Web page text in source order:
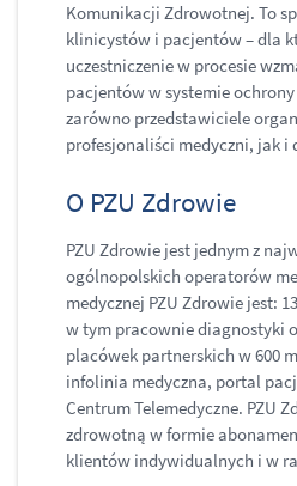
Komunikacji Zdrowotnej. To
klinicystów i pacjentów – dla
uczestniczenie w procesie
pacjentów w systemie
zarówno przedstawiciele
profesjonaliści medyczni, jak i
O PZU Zdrowie
PZU Zdrowie jest jednym z
ogólnopolskich operatorów
medycznej PZU Zdrowie jest:
w tym pracownie diagnostyki
placówek partnerskich w 600
infolinia medyczna, portal
Centrum Telemedyczne. PZU
zdrowotną w formie
klientów indywidualnych i w